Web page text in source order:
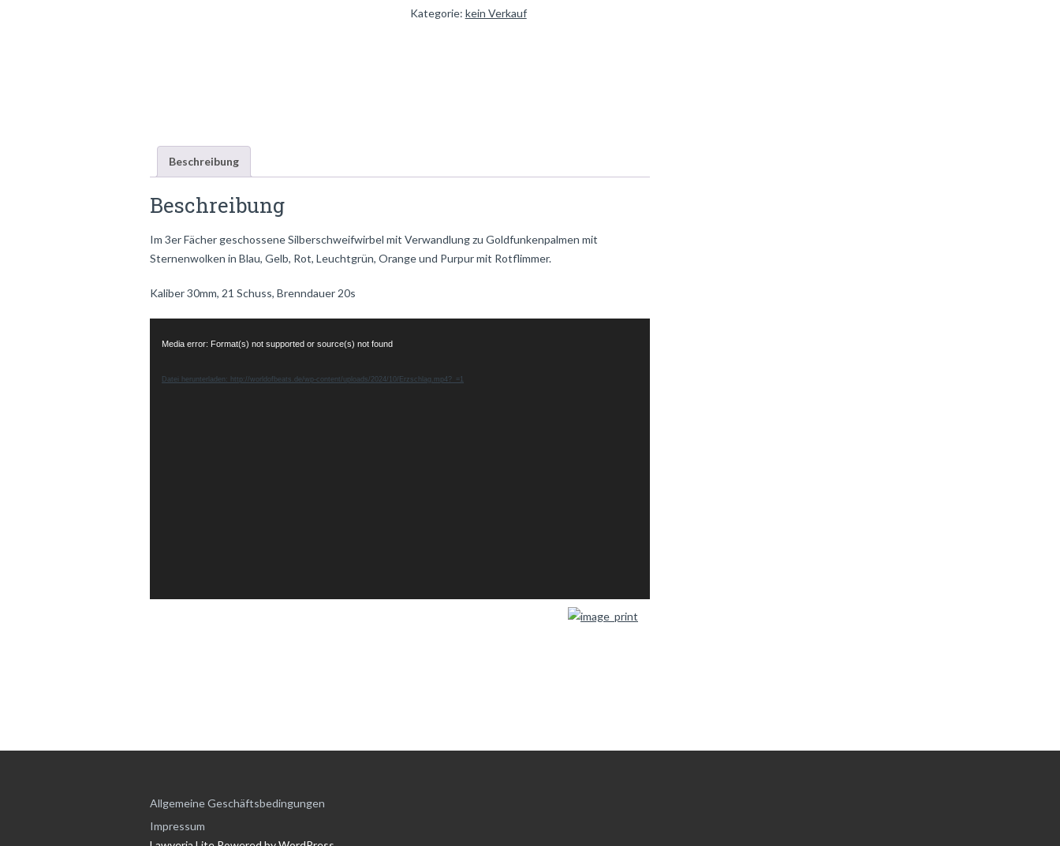
Kategorie: kein Verkauf
Beschreibung
Beschreibung
Im 3er Fächer geschossene Silberschweifwirbel mit Verwandlung zu Goldfunkenpalmen mit
Sternenwolken in Blau, Gelb, Rot, Leuchtgrün, Orange und Purpur mit Rotflimmer.
Kaliber 30mm, 21 Schuss, Brenndauer 20s
Player
Media error: Format(s) not supported or source(s) not found
Datei herunterladen: http://worldofbeats.de/wp-content/uploads/2024/10/Erzschlag.mp4?_=1
Allgemeine Geschäftsbedingungen
Impressum